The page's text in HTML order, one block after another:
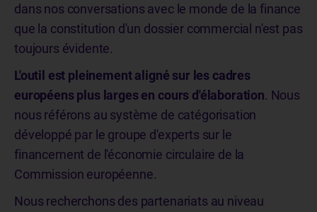
dans nos conversations avec le monde de la finance
que la constitution d'un dossier commercial n'est pas
toujours évidente.
L'outil est pleinement aligné sur les cadres
européens plus larges en cours d'élaboration. Nous
nous référons au système de catégorisation
développé par le groupe d'experts sur le
financement de l'économie circulaire de la
Commission européenne.
Nous recherchons des partenariats au niveau